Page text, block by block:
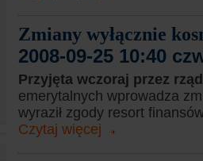
Zmiany wyłącznie
2008-09-25 10:40
Przyjęta wczoraj przez
emerytalnych wprowadza
wyraził zgody resort
Czytaj więcej